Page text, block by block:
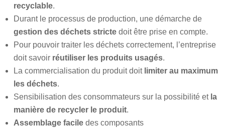
recyclable.
Durant le processus de production, une démarche de
gestion des déchets stricte doit être prise en compte.
Pour pouvoir traiter les déchets correctement, l’entreprise
doit savoir réutiliser les produits usagés.
La commercialisation du produit doit limiter au maximum
les déchets.
Sensibilisation des consommateurs sur la possibilité et la
manière de recycler le produit.
Assemblage facile des composants